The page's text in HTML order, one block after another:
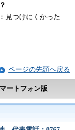
見つけにくかった
ページの先頭へ戻る
ートフォン版